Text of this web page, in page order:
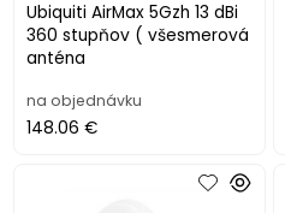
Ubiquiti AirMax 5Gzh 13 dBi
360 stupňov ( všesmerová
anténa
na objednávku
148.06 €